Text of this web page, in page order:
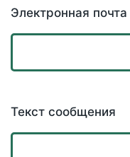
Электронная почта
Текст сообщения